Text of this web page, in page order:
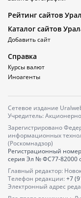
Рейтинг сайтов
Каталог сайтов
Добавить сайт
Справка
Курсы валют
Иноагенты
Сетевое издание
Учредитель:
Зарегистрировано
информационных
(Роскомнадзор)
Регистрационный
серия Эл № ФС77-82000
Главный редактор:
Телефон редакции: +7
Электронный адрес